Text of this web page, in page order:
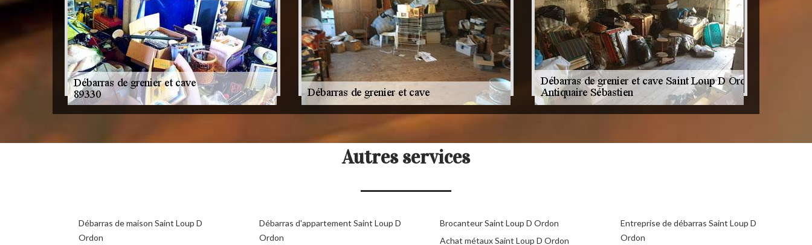
Autres services
Débarras de maison Saint Loup D
Ordon
Débarras d'appartement Saint Loup D
Ordon
Brocanteur Saint Loup D Ordon
Achat métaux Saint Loup D Ordon
Entreprise de débarras Saint Loup D
Ordon